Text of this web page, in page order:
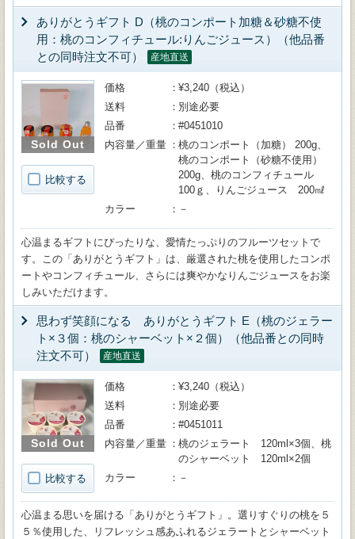
ありがとうギフト D（桃のコンポート加糖＆砂糖不使
用：桃のコンフィチュール:りんごジュース）（他品番
との同時注文不可）
産地直送
Sold Out
比較する
価格
¥3,240（税込）
送料
別途必要
品番
#0451010
内容量／重量
桃のコンポート（加糖） 200g、
桃のコンポート（砂糖不使用）
200g、桃のコンフィチュール
100ｇ、りんごジュース 200㎖
カラー
－
心温まるギフトにぴったりな、愛情たっぷりのフルーツセットで
す。この「ありがとうギフト」は、厳選された桃を使用したコンポ
ートやコンフィチュール、さらには爽やかなりんごジュースをお楽
しみいただけます。
思わず笑顔になる ありがとうギフト E（桃のジェラー
ト×３個：桃のシャーベット×２個）（他品番との同時
注文不可）
産地直送
Sold Out
比較する
価格
¥3,240（税込）
送料
別途必要
品番
#0451011
内容量／重量
桃のジェラート 120ml×3個、桃
のシャーベット 120ml×2個
カラー
－
心温まる思いを届ける「ありがとうギフト」。選りすぐりの桃を５
５％使用した、リフレッシュ感あふれるジェラートとシャーベット